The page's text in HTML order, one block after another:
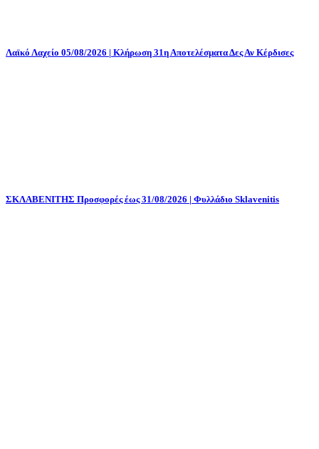
Λαϊκό Λαχείο 05/08/2026 | Κλήρωση 31η Αποτελέσματα Δες Αν Κέρδισες
ΣΚΛΑΒΕΝΙΤΗΣ Προσφορές έως 31/08/2026 | Φυλλάδιο Sklavenitis